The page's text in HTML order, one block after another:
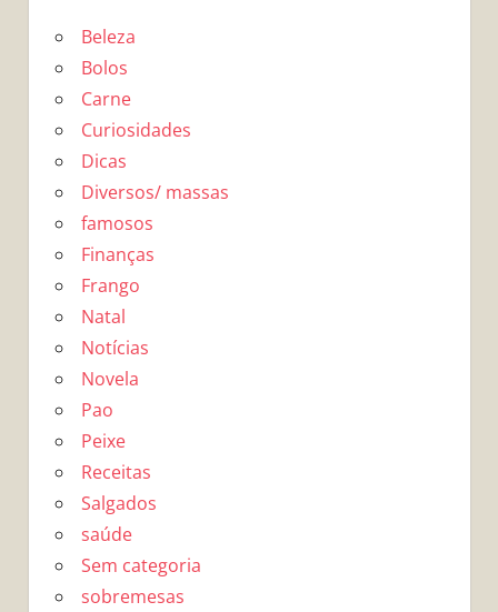
Beleza
Bolos
Carne
Curiosidades
Dicas
Diversos/ massas
famosos
Finanças
Frango
Natal
Notícias
Novela
Pao
Peixe
Receitas
Salgados
saúde
Sem categoria
sobremesas